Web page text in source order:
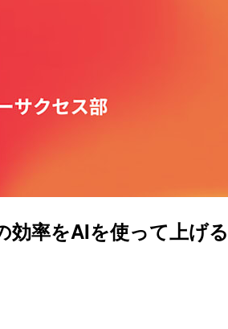
効率をAIを使って上